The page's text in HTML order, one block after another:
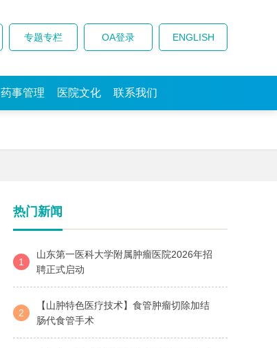
专题专栏 OA登录 ENGLISH
药事管理 医院文化 联系我们
热门新闻
1
山东第一医科大学附属肿瘤医院2026年招
聘正式启动
2
【山肿特色医疗技术】食管肿瘤切除加结
肠代食管手术